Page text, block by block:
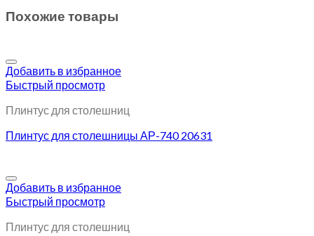
Похожие товары
Добавить в избранное
Быстрый просмотр
Плинтус для столешниц
Плинтус для столешницы АР-740 20631
Добавить в избранное
Быстрый просмотр
Плинтус для столешниц